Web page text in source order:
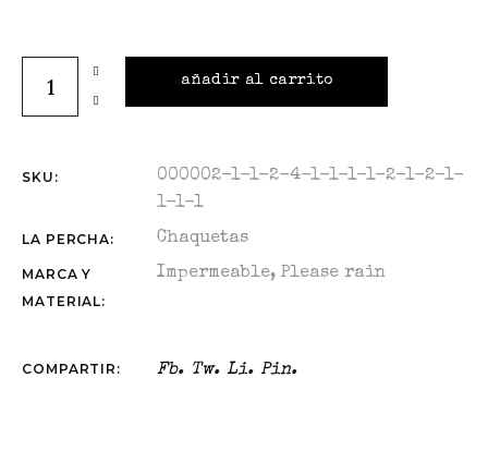
añadir al carrito
SKU:
000002-1-1-2-4-1-1-1-1-2-1-2-1-
1-1-1
LA PERCHA: Chaquetas
MARCA Y
MATERIAL:
Impermeable,Please rain
COMPARTIR: Fb. Tw. Li. Pin.